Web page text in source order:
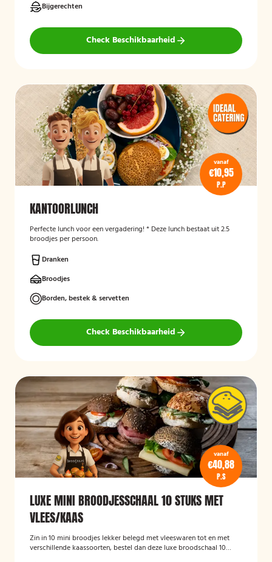
Bijgerechten
Check Beschikbaarheid
vanaf
€10,95
P.P
KANTOORLUNCH
Perfecte lunch voor een vergadering! * Deze lunch bestaat uit 2.5
broodjes per persoon.
Dranken
Broodjes
Borden, bestek & servetten
Check Beschikbaarheid
vanaf
€40,88
P.S
LUXE MINI BROODJESSCHAAL 10 STUKS MET
VLEES/KAAS
Zin in 10 mini broodjes lekker belegd met vleeswaren tot en met
verschillende kaassoorten, bestel dan deze luxe broodschaal 10